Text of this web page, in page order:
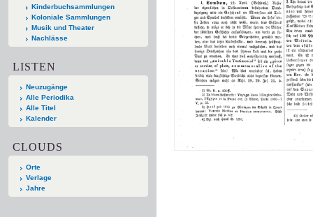
Kinderbuchsammlungen
Koloniale Sammlungen
Musik und Theater
Nachlässe
LISTEN
Neuzugänge
Alle Periodika
Alle Titel
Kalender
CLOUDS
Orte
Verlage
Jahre